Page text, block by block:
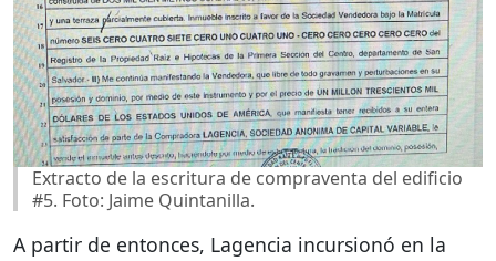
Extracto de la escritura de compraventa del edificio
#5. Foto: Jaime Quintanilla.
A partir de entonces, Lagencia incursionó en la